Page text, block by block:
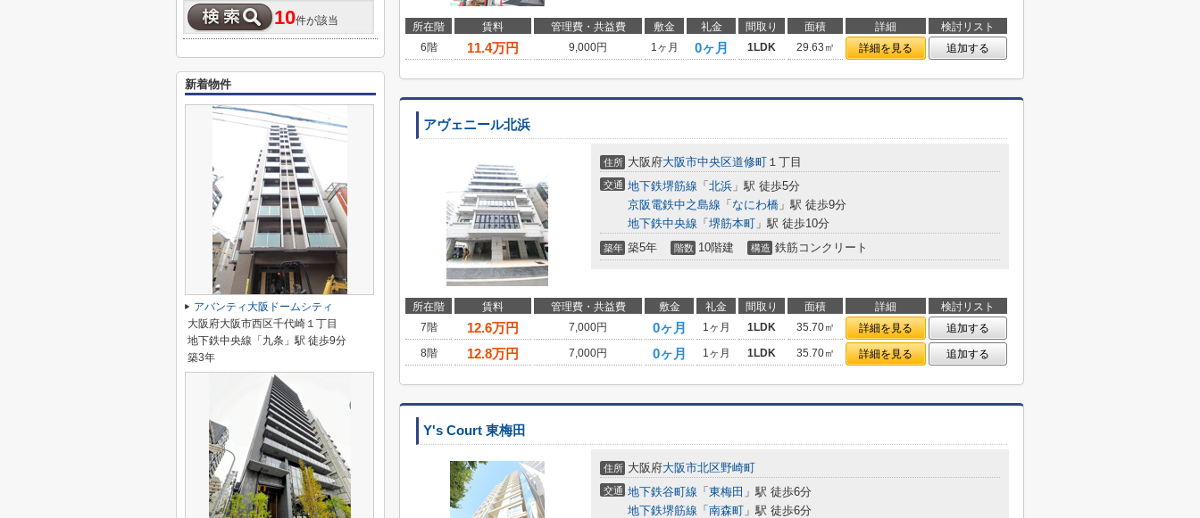
所在階 賃料 管理費・共益費 敷金 礼金 間取り 面積 詳細
検討リスト
6階
11.4万円 9,000円 1ヶ月 0ヶ月 1LDK 29.63㎡ 詳細を見る 追加する
アヴェニール北浜
住所 大阪府大阪市中央区道修町 １丁目
交通 地下鉄堺筋線 「 北浜 」駅 徒歩5分
京阪電鉄中之島線 「 なにわ橋 」駅 徒歩9分
地下鉄中央線 「 堺筋本町 」駅 徒歩10分
築年 築5年 階数 10階建 構造 鉄筋コンクリート
所在階 賃料 管理費・共益費 敷金 礼金 間取り 面積 詳細
検討リスト
7階
12.6万円 7,000円 0ヶ月 1ヶ月 1LDK 35.70㎡ 詳細を見る
追加する
8階
12.8万円 7,000円 0ヶ月 1ヶ月 1LDK 35.70㎡ 詳細を見る 追加する
Y's Court 東梅田
住所 大阪府大阪市北区野崎町
交通 地下鉄谷町線 「 東梅田 」駅 徒歩6分
地下鉄堺筋線 「 南森町 」駅 徒歩6分
10件が該当
新着物件
アバンティ大阪ドームシティ
大阪府大阪市西区千代崎１丁目
地下鉄中央線「九条」駅 徒歩9分
築3年